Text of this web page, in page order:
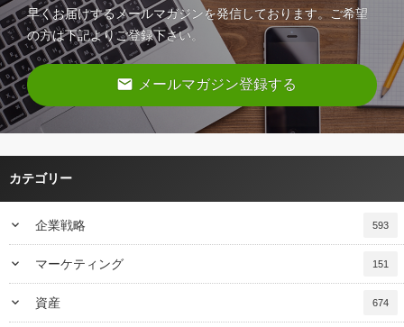
早くお届けするメールマガジンを発信しております。ご希望
の方は下記よりご登録下さい。
email メールマガジン登録する
カテゴリー
keyboard_arrow_down 企業戦略 593
keyboard_arrow_down マーケティング 151
keyboard_arrow_down 資産 674